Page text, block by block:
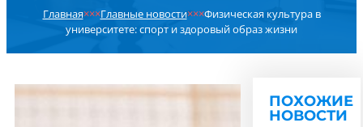
ОБ УНИВЕРСИТЕТЕ
НОВОСТИ
РЕЗУЛЬТАТ ПОИСКА:
Главная×××Главные новости×××Физическая культура в
университете: спорт и здоровый образ жизни
ПОХОЖИЕ
НОВОСТИ